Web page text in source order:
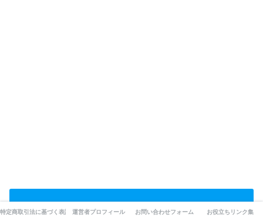
車の鍵が「閉まらない」リモコ
特定商取引法に基づく表記 運営者プロフィール お問い合わせフォーム お役立ちリンク集